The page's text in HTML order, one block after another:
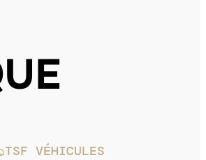
TSF VÉHICULES